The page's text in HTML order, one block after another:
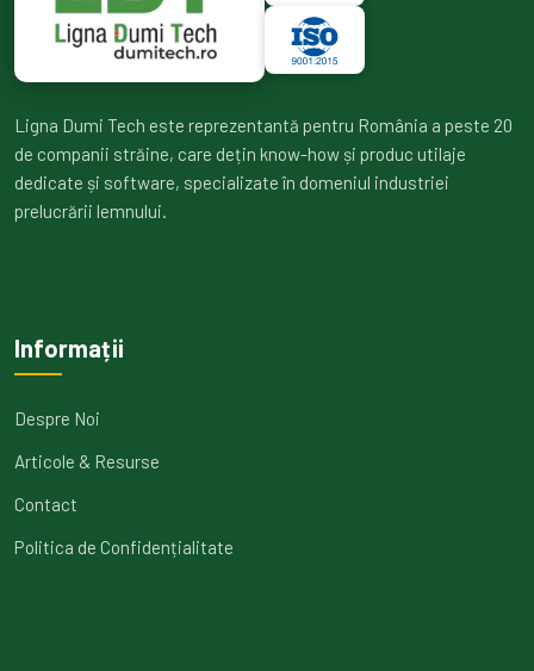
Ligna Dumi Tech este reprezentantă pentru România a peste 20
de companii străine, care dețin know-how și produc utilaje
dedicate și software, specializate în domeniul industriei
prelucrării lemnului.
Informații
Despre Noi
Articole & Resurse
Contact
Politica de Confidențialitate